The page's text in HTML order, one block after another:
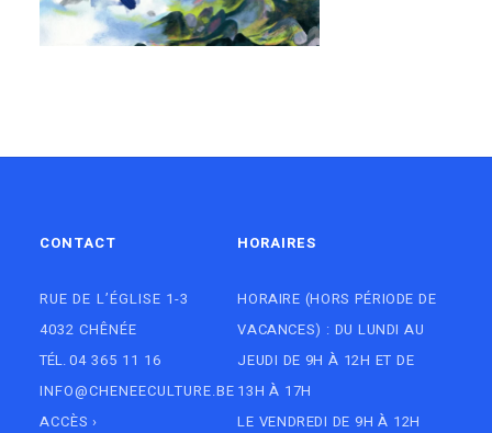
CONTACT
RUE DE L’ÉGLISE 1-3
4032 CHÊNÉE
TÉL.04 365 11 16
INFO@CHENEECULTURE.BE
ACCÈS ›
HORAIRES
HORAIRE (HORS PÉRIODE DE
VACANCES) : DU LUNDI AU
JEUDI DE 9H À 12H ET DE
13H À 17H
LE VENDREDI DE 9H À 12H